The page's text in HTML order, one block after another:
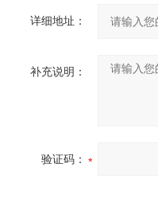
详细地址：
补充说明：
验证码：